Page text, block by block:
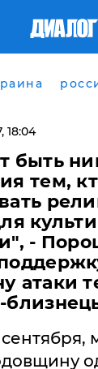
18:04
быть
тем,
-
атаки